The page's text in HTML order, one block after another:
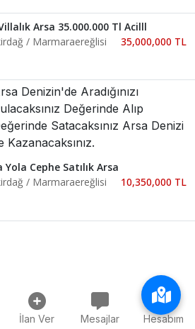
Arsa 35.000.000 Tl Acilll
/ Marmaraereğlisi
35,000,000 TL
Denizin'de Aradığınızı
Değerinde Alıp
Satacaksınız Arsa Denizi
Kazanacaksınız.
Yola Cephe Satılık Arsa
/ Marmaraereğlisi
10,350,000 TL
İlan Ver Mesajlar Hesabım